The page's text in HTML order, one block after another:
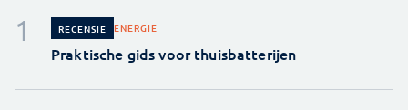
RECENSIE ENERGIE
Praktische gids voor thuisbatterijen